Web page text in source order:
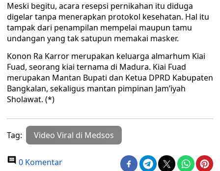
Meski begitu, acara resepsi pernikahan itu diduga
digelar tanpa menerapkan protokol kesehatan. Hal itu
tampak dari penampilan mempelai maupun tamu
undangan yang tak satupun memakai masker.
Konon Ra Karror merupakan keluarga almarhum Kiai
Fuad, seorang kiai ternama di Madura. Kiai Fuad
merupakan Mantan Bupati dan Ketua DPRD Kabupaten
Bangkalan, sekaligus mantan pimpinan Jam’iyah
Sholawat. (*)
Tag: Video Viral di Medsos
0 Komentar